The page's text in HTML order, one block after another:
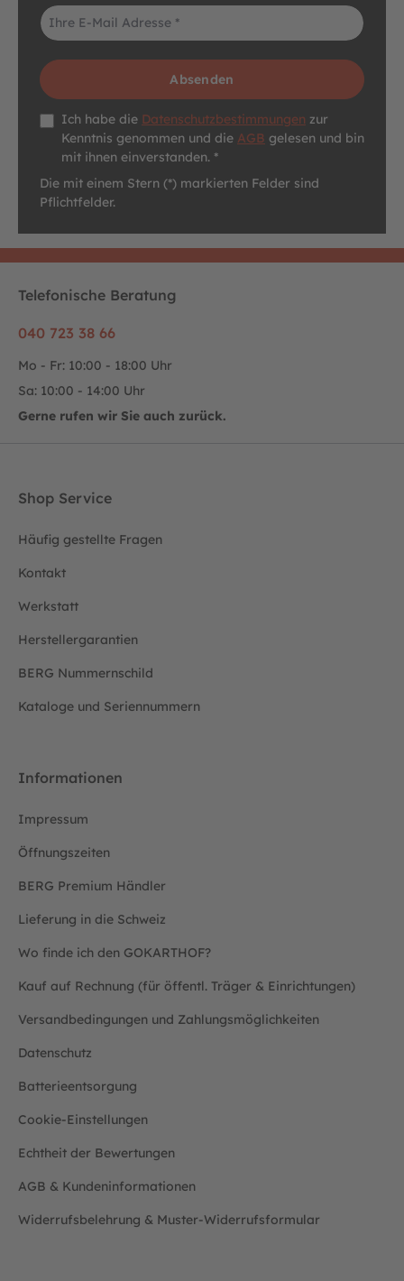
E-Mail-Adresse*
Absenden
Datenschutz *
Ich habe die Datenschutzbestimmungen zur
Kenntnis genommen und die AGB gelesen und bin
mit ihnen einverstanden. *
Die mit einem Stern (*) markierten Felder sind
Pflichtfelder.
Telefonische Beratung
040 723 38 66
Mo - Fr: 10:00 - 18:00 Uhr
Sa: 10:00 - 14:00 Uhr
Gerne rufen wir Sie auch zurück.
Shop Service
Häufig gestellte Fragen
Kontakt
Werkstatt
Herstellergarantien
BERG Nummernschild
Kataloge und Seriennummern
Informationen
Impressum
Öffnungszeiten
BERG Premium Händler
Lieferung in die Schweiz
Wo finde ich den GOKARTHOF?
Kauf auf Rechnung (für öffentl. Träger & Einrichtungen)
Versandbedingungen und Zahlungsmöglichkeiten
Datenschutz
Batterieentsorgung
Cookie-Einstellungen
Echtheit der Bewertungen
AGB & Kundeninformationen
Widerrufsbelehrung & Muster-Widerrufsformular